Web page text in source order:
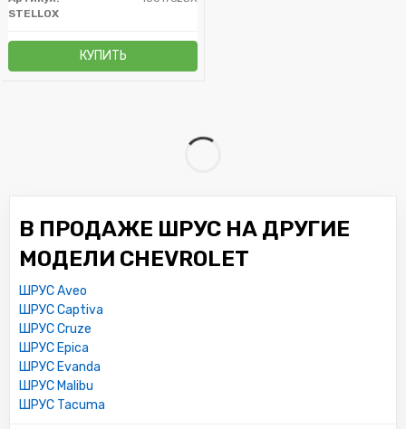
STELLOX
КУПИТЬ
В ПРОДАЖЕ ШРУС НА ДРУГИЕ
МОДЕЛИ CHEVROLET
ШРУС Aveo
ШРУС Captiva
ШРУС Cruze
ШРУС Epica
ШРУС Evanda
ШРУС Malibu
ШРУС Tacuma